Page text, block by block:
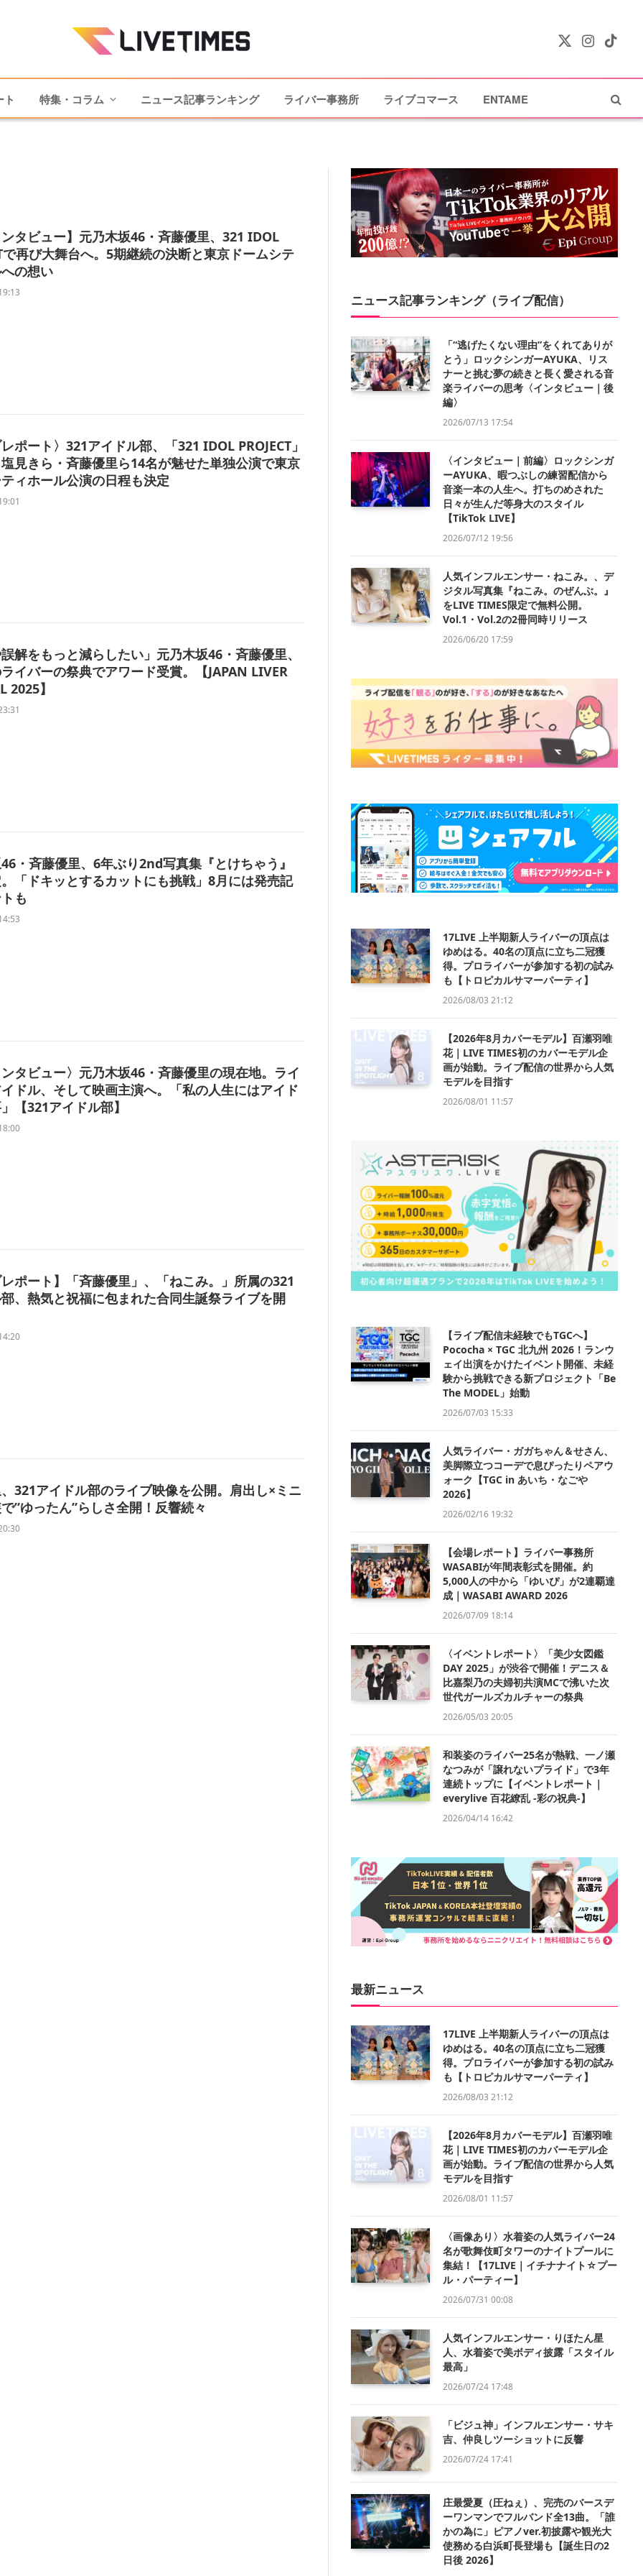
X
Instagram
TikTok
特集・コラム ニュース記事ランキング ライバー事務所 ライブコマース ENTAME
タビュー】元乃木坂46・斉藤優里、321 IDOL
で再び大舞台へ。5期継続の決断と東京ドームシテ
の想い
ポート〉321アイドル部、「321 IDOL PROJECT」
見きら・斉藤優里ら14名が魅せた単独公演で東京
ィホール公演の日程も決定
解をもっと減らしたい」元乃木坂46・斉藤優里、
イバーの祭典でアワード受賞。【JAPAN LIVER
2025】
・斉藤優里、6年ぶり2nd写真集『とけちゃう』
「ドキッとするカットにも挑戦」8月には発売記
も
タビュー〉元乃木坂46・斉藤優里の現在地。ライ
ドル、そして映画主演へ。「私の人生にはアイド
【321アイドル部】
ポート】「斉藤優里」、「ねこみ。」所属の321
、熱気と祝福に包まれた合同生誕祭ライブを開
321アイドル部のライブ映像を公開。肩出し×ミニ
”ゆったん”らしさ全開！反響続々
ニュース記事ランキング（ライブ配信）
「“逃げたくない理由”をくれてありが
とう」ロックシンガーAYUKA、リス
ナーと挑む夢の続きと長く愛される音
楽ライバーの思考〈インタビュー｜後
編〉
2026/07/13 17:54
〈インタビュー｜前編〉ロックシンガ
ーAYUKA、暇つぶしの練習配信から
音楽一本の人生へ。打ちのめされた
日々が生んだ等身大のスタイル
【TikTok LIVE】
2026/07/12 19:56
人気インフルエンサー・ねこみ。、デ
ジタル写真集『ねこみ。のぜんぶ。』
をLIVE TIMES限定で無料公開。
Vol.1・Vol.2の2冊同時リリース
2026/06/20 17:59
17LIVE 上半期新人ライバーの頂点は
ゆめはる。40名の頂点に立ち二冠獲
得。プロライバーが参加する初の試み
も【トロピカルサマーパーティ】
2026/08/03 21:12
【2026年8月カバーモデル】百瀬羽唯
花｜LIVE TIMES初のカバーモデル企
画が始動。ライブ配信の世界から人気
モデルを目指す
2026/08/01 11:57
【ライブ配信未経験でもTGCへ】
Pococha × TGC 北九州 2026！ランウ
ェイ出演をかけたイベント開催、未経
験から挑戦できる新プロジェクト「Be
The MODEL」始動
2026/07/03 15:33
人気ライバー・ガガちゃん＆せさん、
美脚際立つコーデで息ぴったりペアウ
ォーク【TGC in あいち・なごや
2026】
2026/02/16 19:32
【会場レポート】ライバー事務所
WASABIが年間表彰式を開催。約
5,000人の中から「ゆいぴ」が2連覇達
成｜WASABI AWARD 2026
2026/07/09 18:14
〈イベントレポート〉「美少女図鑑
DAY 2025」が渋谷で開催！デニス＆
比嘉梨乃の夫婦初共演MCで沸いた次
世代ガールズカルチャーの祭典
2026/05/03 20:05
和装姿のライバー25名が熱戦、一ノ瀬
なつみが「譲れないプライド」で3年
連続トップに【イベントレポート｜
everylive 百花繚乱 -彩の祝典-】
2026/04/14 16:42
最新ニュース
17LIVE 上半期新人ライバーの頂点は
ゆめはる。40名の頂点に立ち二冠獲
得。プロライバーが参加する初の試み
も【トロピカルサマーパーティ】
2026/08/03 21:12
【2026年8月カバーモデル】百瀬羽唯
花｜LIVE TIMES初のカバーモデル企
画が始動。ライブ配信の世界から人気
モデルを目指す
2026/08/01 11:57
〈画像あり〉水着姿の人気ライバー24
名が歌舞伎町タワーのナイトプールに
集結！【17LIVE｜イチナナイト☆プー
ル・パーティー】
2026/07/31 00:08
人気インフルエンサー・りほたん星
人、水着姿で美ボディ披露「スタイル
最高」
2026/07/24 17:48
「ビジュ神」インフルエンサー・サキ
吉、仲良しツーショットに反響
2026/07/24 17:41
庄最愛夏（圧ねぇ）、完売のバースデ
ーワンマンでフルバンド全13曲。「誰
かの為に」ピアノver.初披露や観光大
使務める白浜町長登場も【誕生日の2
日後 2026】